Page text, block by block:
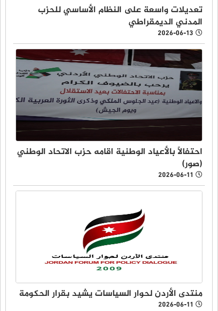
تعديلات واسعة على النظام الأساسي للحزب
المدني الديمقراطي
2026-06-13
احتفالاً بالأعياد الوطنية اقامه حزب الاتحاد الوطني
(صور)
2026-06-11
منتدى الأردن لحوار السياسات يشيد بقرار الحكومة
2026-06-11